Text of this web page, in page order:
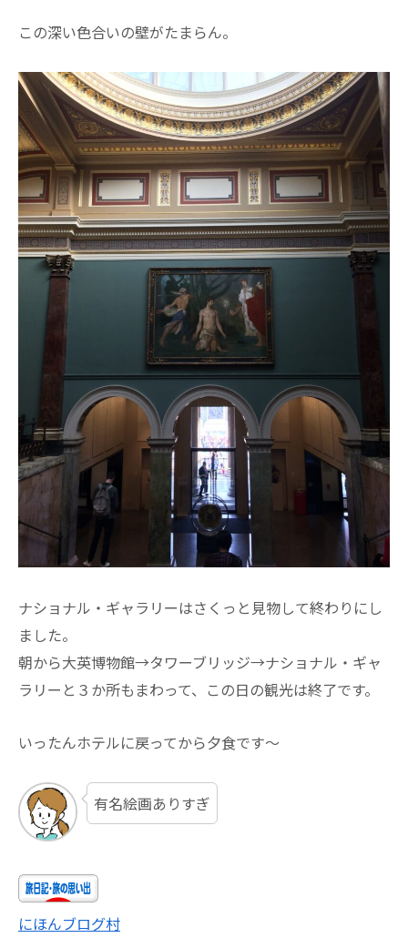
この深い色合いの壁がたまらん。
ナショナル・ギャラリーはさくっと見物して終わりにし
ました。
朝から大英博物館→タワーブリッジ→ナショナル・ギャ
ラリーと３か所もまわって、この日の観光は終了です。
いったんホテルに戻ってから夕食です～
有名絵画ありすぎ
にほんブログ村